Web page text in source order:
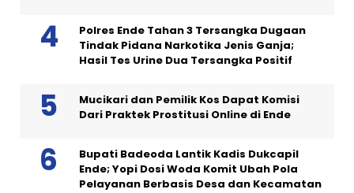
Polres Ende Tahan 3 Tersangka Dugaan
Tindak Pidana Narkotika Jenis Ganja;
Hasil Tes Urine Dua Tersangka Positif
Mucikari dan Pemilik Kos Dapat Komisi
Dari Praktek Prostitusi Online di Ende
Bupati Badeoda Lantik Kadis Dukcapil
Ende; Yopi Dosi Woda Komit Ubah Pola
Pelayanan Berbasis Desa dan Kecamatan